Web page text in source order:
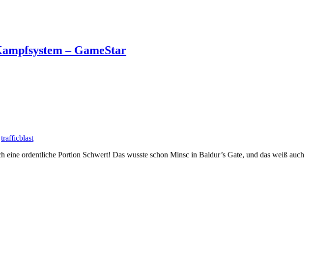
– GameStar
trafficblast
ordentliche Portion Schwert! Das wusste schon Minsc in Baldur’s Gate, und das weiß auch